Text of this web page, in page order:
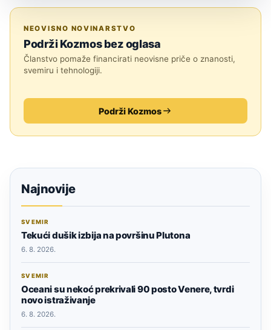
NEOVISNO NOVINARSTVO
Podrži Kozmos bez oglasa
Članstvo pomaže financirati neovisne priče o znanosti,
svemiru i tehnologiji.
Podrži Kozmos
Najnovije
SVEMIR
Tekući dušik izbija na površinu Plutona
6. 8. 2026.
SVEMIR
Oceani su nekoć prekrivali 90 posto Venere, tvrdi
novo istraživanje
6. 8. 2026.